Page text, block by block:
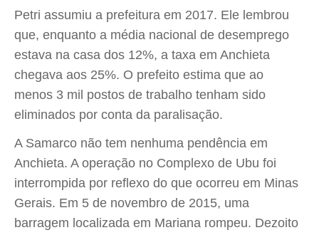
Petri assumiu a prefeitura em 2017. Ele lembrou
que, enquanto a média nacional de desemprego
estava na casa dos 12%, a taxa em Anchieta
chegava aos 25%. O prefeito estima que ao
menos 3 mil postos de trabalho tenham sido
eliminados por conta da paralisação.
A Samarco não tem nenhuma pendência em
Anchieta. A operação no Complexo de Ubu foi
interrompida por reflexo do que ocorreu em Minas
Gerais. Em 5 de novembro de 2015, uma
barragem localizada em Mariana rompeu. Dezoito